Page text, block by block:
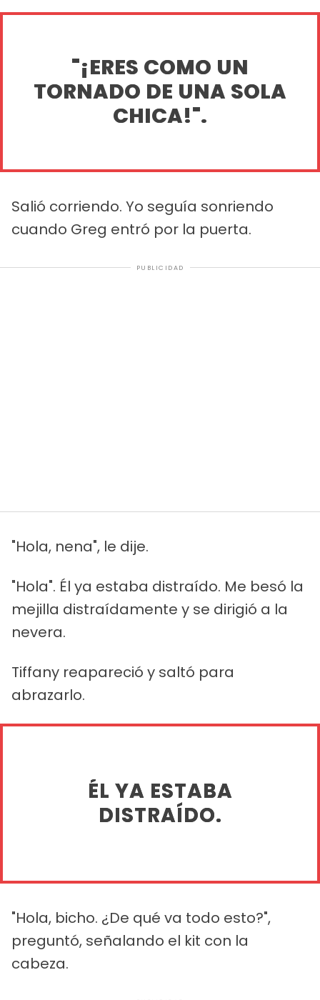
"¡ERES COMO UN
TORNADO DE UNA SOLA
CHICA!".
Salió corriendo. Yo seguía sonriendo
cuando Greg entró por la puerta.
PUBLICIDAD
"Hola, nena", le dije.
"Hola". Él ya estaba distraído. Me besó la
mejilla distraídamente y se dirigió a la
nevera.
Tiffany reapareció y saltó para
abrazarlo.
ÉL YA ESTABA
DISTRAÍDO.
"Hola, bicho. ¿De qué va todo esto?",
preguntó, señalando el kit con la
cabeza.